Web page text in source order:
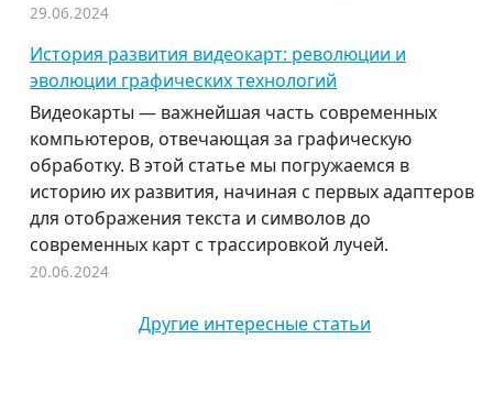
29.06.2024
История развития видеокарт: революции и
эволюции графических технологий
Видеокарты — важнейшая часть современных
компьютеров, отвечающая за графическую
обработку. В этой статье мы погружаемся в
историю их развития, начиная с первых адаптеров
для отображения текста и символов до
современных карт с трассировкой лучей.
20.06.2024
Другие интересные статьи